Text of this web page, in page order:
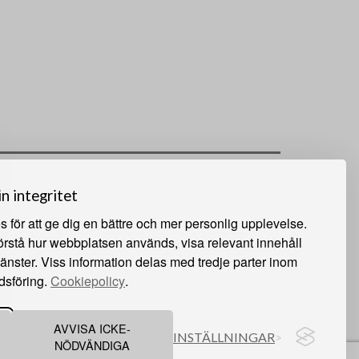
integritet
för att ge dig en bättre och mer personlig upplevelse.
hur webbplatsen används, visa relevant innehåll
Viss information delas med tredje parter inom
Cookiepolicy.
AVVISA ICKE-
NÖDVÄNDIGA
INSTÄLLNINGAR